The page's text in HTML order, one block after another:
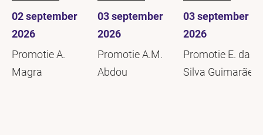
02 september
2026
Promotie A.
Magra
03 september
2026
Promotie A.M.
Abdou
03 september
2026
Promotie E. da
Silva Guimarães